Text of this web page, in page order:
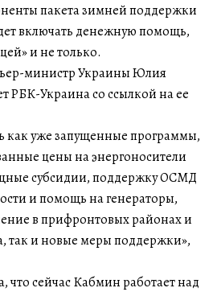
пакета зимней поддержки
включать денежную помощь,
и не только.
министр Украины Юлия
РБК-Украина со ссылкой на ее
как уже запущенные программы,
цены на энергоносители
субсидии, поддержку ОСМД
и помощь на генераторы,
в прифронтовых районах и
так и новые меры поддержки»,
что сейчас Кабмин работает над